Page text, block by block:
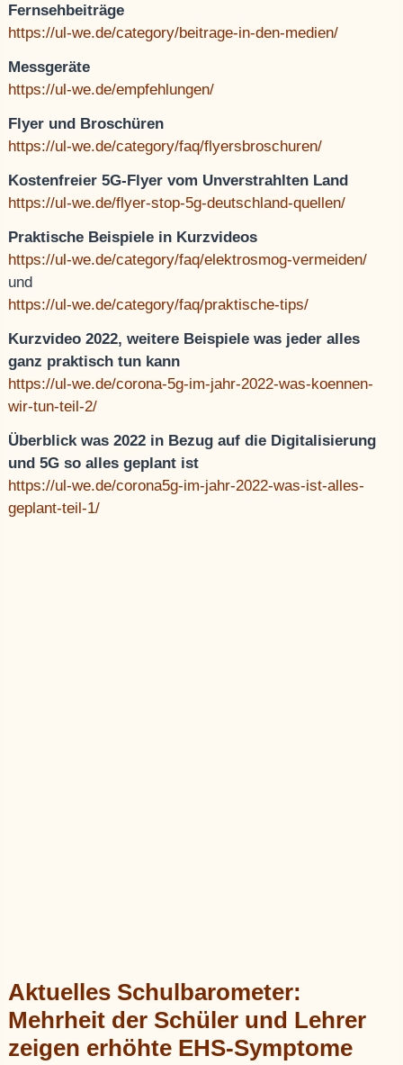
Fernsehbeiträge
https://ul-we.de/category/beitrage-in-den-medien/
Messgeräte
https://ul-we.de/empfehlungen/
Flyer und Broschüren
https://ul-we.de/category/faq/flyersbroschuren/
Kostenfreier 5G-Flyer vom Unverstrahlten Land
https://ul-we.de/flyer-stop-5g-deutschland-quellen/
Praktische Beispiele in Kurzvideos
https://ul-we.de/category/faq/elektrosmog-vermeiden/
und
https://ul-we.de/category/faq/praktische-tips/
Kurzvideo 2022, weitere Beispiele was jeder alles
ganz praktisch tun kann
https://ul-we.de/corona-5g-im-jahr-2022-was-koennen-
wir-tun-teil-2/
Überblick was 2022 in Bezug auf die Digitalisierung
und 5G so alles geplant ist
https://ul-we.de/corona5g-im-jahr-2022-was-ist-alles-
geplant-teil-1/
Aktuelles Schulbarometer:
Mehrheit der Schüler und Lehrer
zeigen erhöhte EHS-Symptome